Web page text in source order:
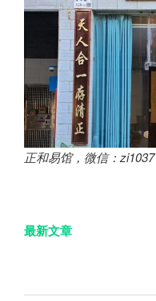
正和易馆，微信：
最新文章